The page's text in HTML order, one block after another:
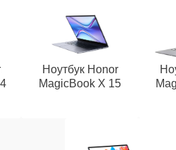
Ноутбук Honor
MagicBook X 15